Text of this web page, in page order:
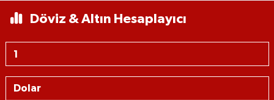
Döviz & Altın Hesaplayıcı